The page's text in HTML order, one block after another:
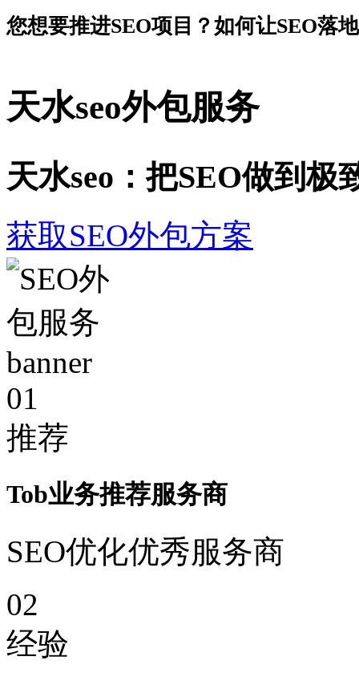
您想要推进SEO项目？如何让SEO落
天水seo外包服务
天水seo：把SEO做到极
获取SEO外包方案
01
推荐
Tob业务推荐服务商
SEO优化优秀服务商
02
经验